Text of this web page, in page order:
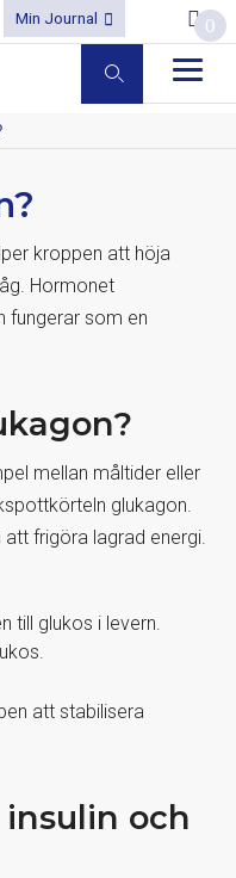
Min Journal 0
kroppen att höja
Hormonet
fungerar som en
mellan måltider eller
glukagon.
frigöra lagrad energi.
till glukos i levern.
att stabilisera
och